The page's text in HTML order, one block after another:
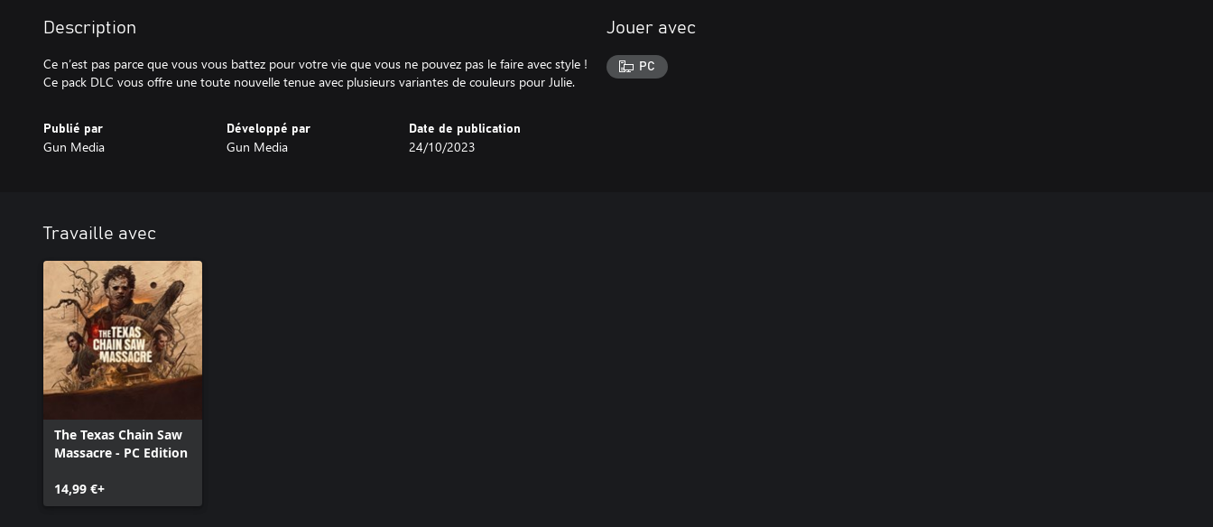
Description
Ce n’est pas parce que vous vous battez pour votre vie que vous ne pouvez pas le faire avec style !
Ce pack DLC vous offre une toute nouvelle tenue avec plusieurs variantes de couleurs pour Julie.
Publié par
Gun Media
Développé par
Gun Media
Date de publication
24/10/2023
Jouer avec
PC
Travaille avec
The Texas Chain Saw
Massacre - PC Edition
14,99 €+